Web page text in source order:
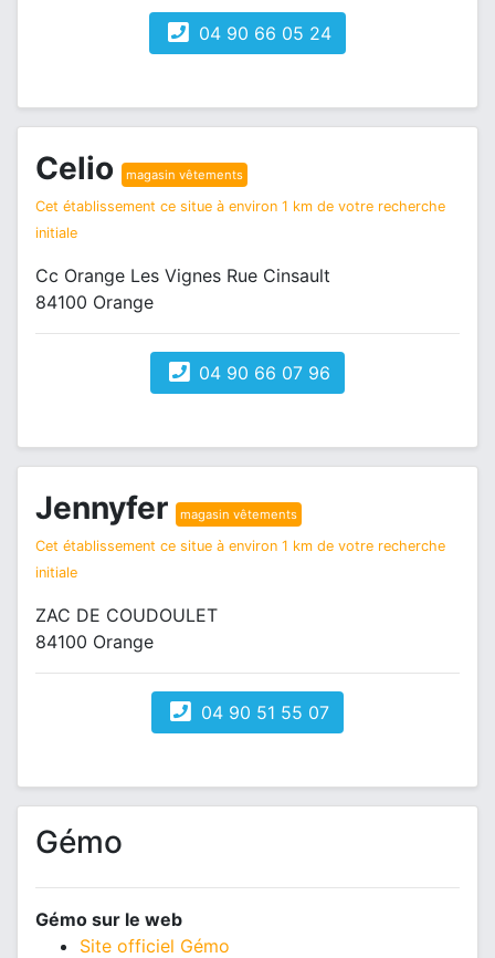
04 90 66 05 24
Celio magasin vêtements
Cet établissement ce situe à environ 1 km de votre recherche
initiale
Cc Orange Les Vignes Rue Cinsault
84100 Orange
04 90 66 07 96
Jennyfer magasin vêtements
Cet établissement ce situe à environ 1 km de votre recherche
initiale
ZAC DE COUDOULET
84100 Orange
04 90 51 55 07
Gémo
Gémo sur le web
Site officiel Gémo